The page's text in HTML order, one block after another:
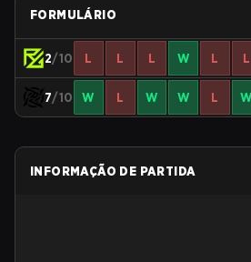
FORMULÁRIO
2/10 L L L W L L
7/10 W L W W L W
INFORMAÇÃO DE PARTIDA